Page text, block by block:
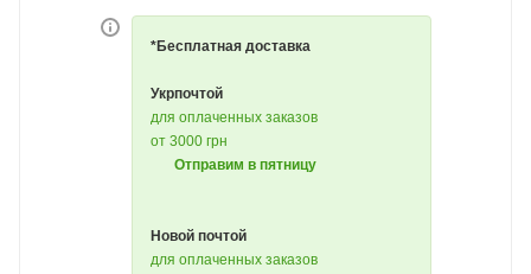
*Бесплатная доставка
Укрпочтой
для оплаченных заказов
от 3000 грн
Отправим в пятницу
Новой почтой
для оплаченных заказов